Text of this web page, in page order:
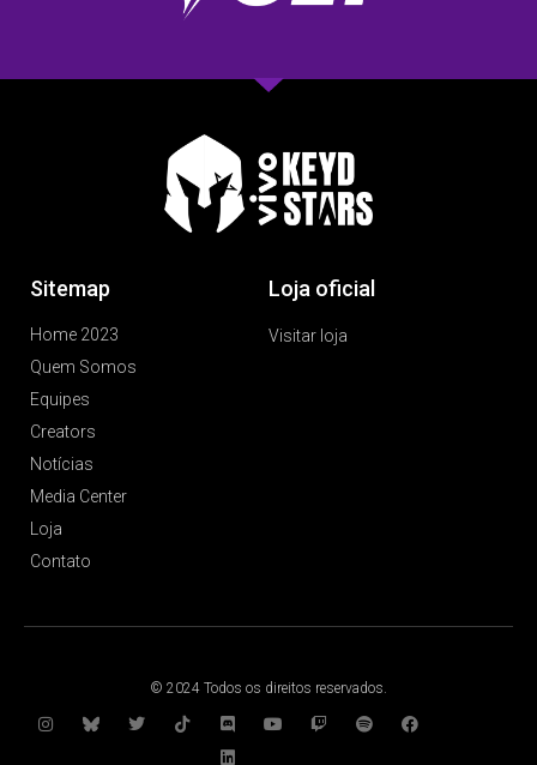
Sitemap
Home 2023
Quem Somos
Equipes
Creators
Notícias
Media Center
Loja
Contato
Loja oficial
Visitar loja
© 2024 Todos os direitos reservados.